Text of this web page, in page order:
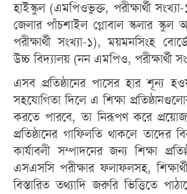
হাইস্কুল (এমপিওভুক্ত, পরীক্ষার্থী সংখ্যা-
জেলার পাঁচশাইল গ্লোবাল স্কলার
পরীক্ষার্থী সংখ্যা-১), ময়মনসিংহ
উচ্চ বিদ্যালয় (নন এমপিও, পরীক্ষার্থী
এসব প্রতিষ্ঠানের পাসের হার শূন্য
সহযোগিতা দিলে এ শিক্ষা
করতে পারবে, তা নিরূপণ করে
প্রতিষ্ঠানের গাফিলতি থাকলে তাদের
কার্যাবলী সম্পাদনের জন্য শিক্ষা
এসএসসি পরীক্ষার ফলাফলসহ,
বিস্তারিত তথ্যাদি জরুরি ভিত্তিতে